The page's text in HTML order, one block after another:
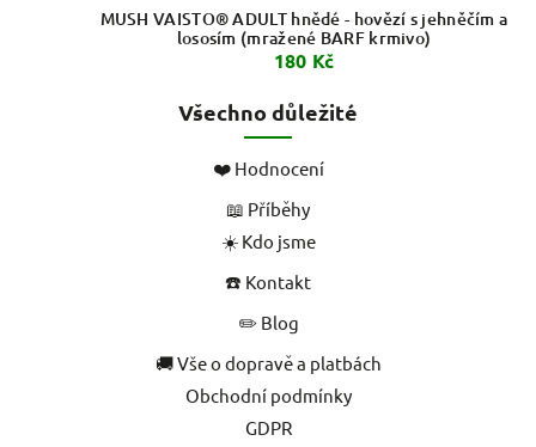
MUSH VAISTO® ADULT hnědé - hovězí s jehněčím a
lososím (mražené BARF krmivo)
180 Kč
Všechno důležité
❤️ Hodnocení
📖 Příběhy
☀️ Kdo jsme
☎️ Kontakt
✏️ Blog
🚚 Vše o dopravě a platbách
Obchodní podmínky
GDPR